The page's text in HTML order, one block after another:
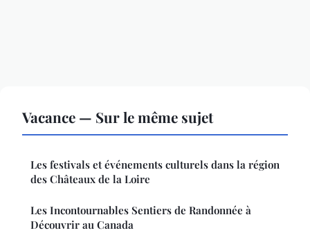
Vacance — Sur le même sujet
Les festivals et événements culturels dans la région
des Châteaux de la Loire
Les Incontournables Sentiers de Randonnée à
Découvrir au Canada